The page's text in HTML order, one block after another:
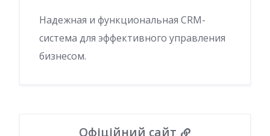
Надежная и функциональная CRM-
система для эффективного управления
бизнесом.
Офіційний сайт